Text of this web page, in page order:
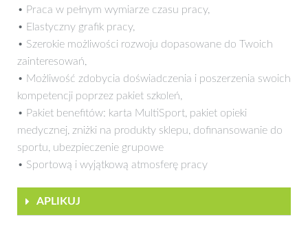
• Praca w pełnym wymiarze czasu pracy,
• Elastyczny grafik pracy,
• Szerokie możliwości rozwoju dopasowane do Twoich
zainteresowań,
• Możliwość zdobycia doświadczenia i poszerzenia swoich
kompetencji poprzez pakiet szkoleń,
• Pakiet benefitów: karta MultiSport, pakiet opieki
medycznej, zniżki na produkty sklepu, dofinansowanie do
sportu, ubezpieczenie grupowe
• Sportową i wyjątkową atmosferę pracy
APLIKUJ